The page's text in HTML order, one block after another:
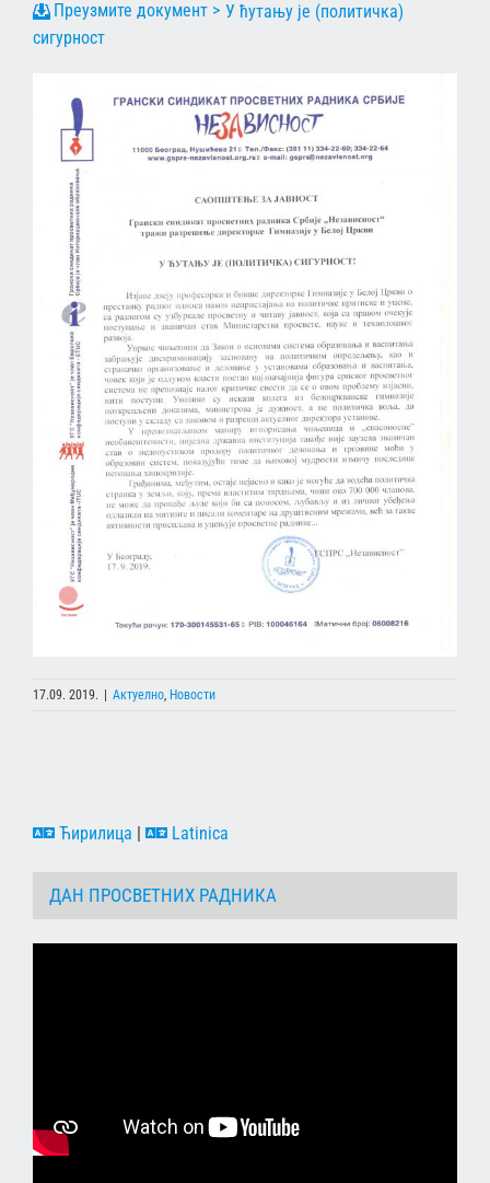
У ћутању је (политичка)
сигурност
17.09. 2019. Актуелно, Новости
Ћирилица | Latinica
ДАН ПРОСВЕТНИХ РАДНИКА